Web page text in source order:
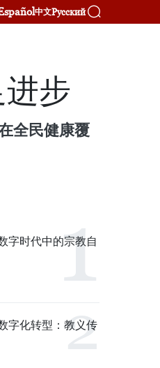
中文Русский
步
全民健康覆
字时代中的宗教自
字化转型：教义传